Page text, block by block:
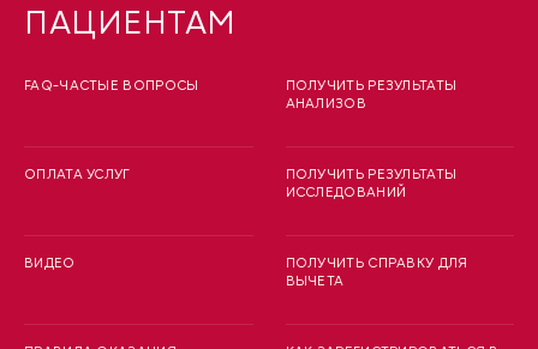
ПАЦИЕНТАМ
FAQ-ЧАСТЫЕ ВОПРОСЫ
ОПЛАТА УСЛУГ
ВИДЕО
ПОЛУЧИТЬ РЕЗУЛЬТАТЫ
АНАЛИЗОВ
ПОЛУЧИТЬ РЕЗУЛЬТАТЫ
ИССЛЕДОВАНИЙ
ПОЛУЧИТЬ СПРАВКУ ДЛЯ
ВЫЧЕТА